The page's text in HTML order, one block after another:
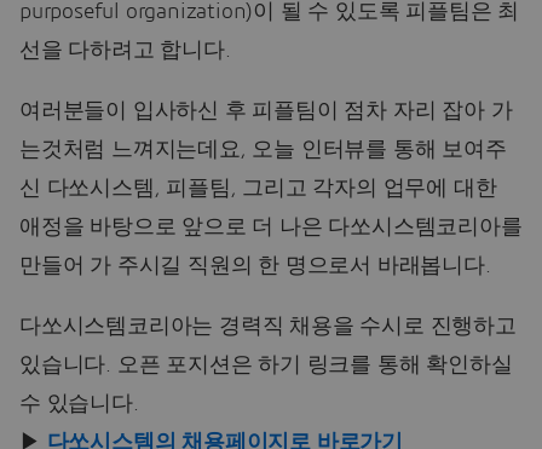
purposeful organization)이 될 수 있도록 피플팀은 최
선을 다하려고 합니다.
여러분들이 입사하신 후 피플팀이 점차 자리 잡아 가
는것처럼 느껴지는데요, 오늘 인터뷰를 통해 보여주
신 다쏘시스템, 피플팀, 그리고 각자의 업무에 대한
애정을 바탕으로 앞으로 더 나은 다쏘시스템코리아를
만들어 가 주시길 직원의 한 명으로서 바래봅니다.
다쏘시스템코리아는 경력직 채용을 수시로 진행하고
있습니다. 오픈 포지션은 하기 링크를 통해 확인하실
수 있습니다.
▶ 다쏘시스템의 채용페이지로 바로가기